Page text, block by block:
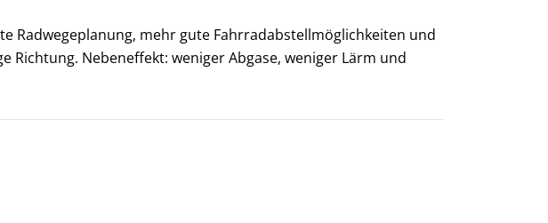
Radwegeplanung, mehr gute Fahrradabstellmöglichkeiten und
Nebeneffekt: weniger Abgase, weniger Lärm und